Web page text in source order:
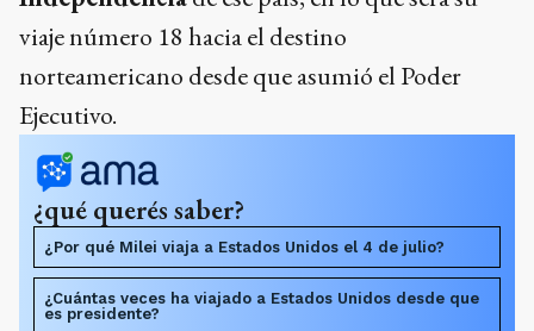
viaje número 18 hacia el destino
norteamericano desde que asumió el Poder
Ejecutivo.
¿qué querés saber?
¿Por qué Milei viaja a Estados Unidos el 4 de julio?
¿Cuántas veces ha viajado a Estados Unidos desde que
es presidente?